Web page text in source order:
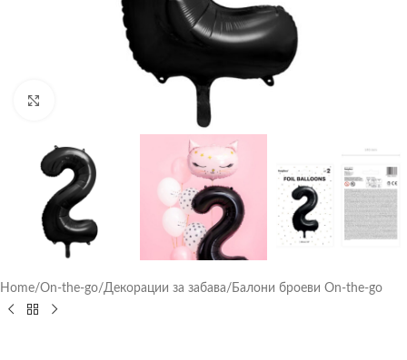
Home/On-the-go/Декорации за забава/ Балони броеви On-the-go